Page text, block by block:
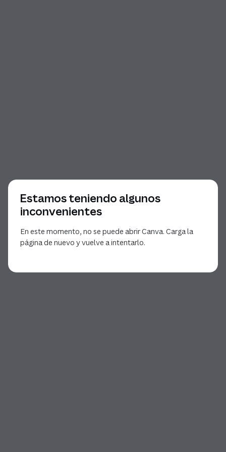
Estamos teniendo algunos
inconvenientes
En este momento, no se puede abrir Canva. Carga la
página de nuevo y vuelve a intentarlo.